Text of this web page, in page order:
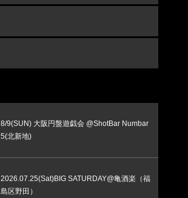
8/9(SUN) 大阪円盤遊戯会 @ShotBar Numbar
5(北新地)
2026.07.25(Sat)BIG SATURDAY@亀酒楽（福
島区野田）